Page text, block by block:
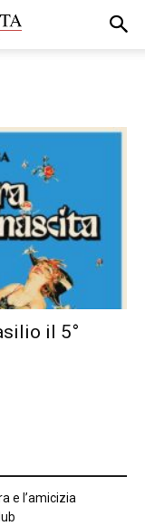
il 5°
e l’amicizia